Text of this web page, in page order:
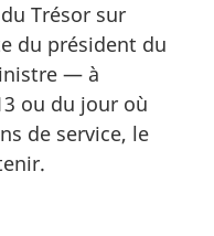
Trésor sur
du président du
— à
ou du jour où
de service, le